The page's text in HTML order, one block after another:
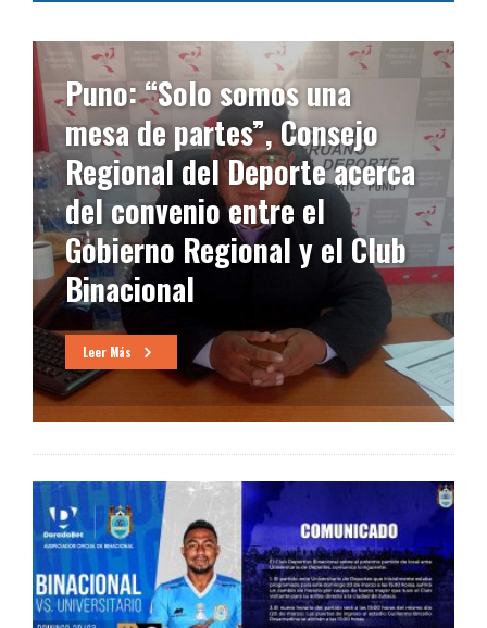
Puno: “Solo somos una
mesa de partes”, Consejo
Regional del Deporte acerca
del convenio entre el
Gobierno Regional y el Club
Binacional
Leer Más